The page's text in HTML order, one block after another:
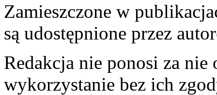
Zamieszczone w
są udostępnione przez
Redakcja nie ponosi za
wykorzystanie bez ich